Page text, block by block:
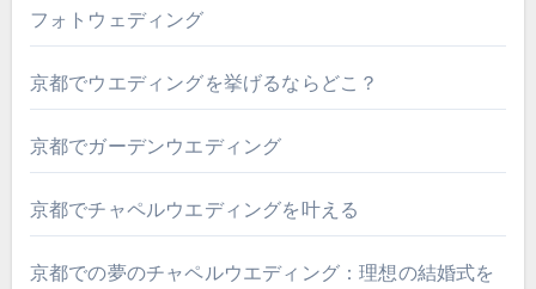
フォトウェディング
京都でウエディングを挙げるならどこ？
京都でガーデンウエディング
京都でチャペルウエディングを叶える
京都での夢のチャペルウエディング：理想の結婚式を